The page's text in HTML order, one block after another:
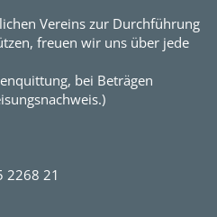
Vereins zur Durchführung
freuen wir uns über jede
bei Beträgen
2268 21